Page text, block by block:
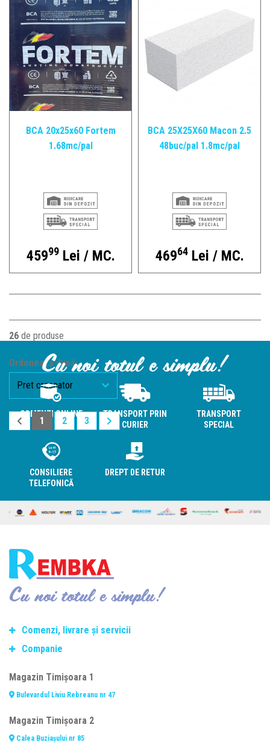
BCA 20x25x60 Fortem
1.68mc/pal
45999Lei / MC.
BCA 25X25X60 Macon 2.5
48buc/pal 1.8mc/pal
46964Lei / MC.
26 de produse
Ordonează după:
1 2 3
Cu noi totul e simplu!
COMENZI ONLINE
TRANSPORT PRIN
CURIER
TRANSPORT
SPECIAL
CONSILIERE
TELEFONICĂ
DREPT DE RETUR
Cu noi totul e simplu!
Comenzi, livrare și servicii
Termeni si conditii de transport
Politica de retur
Consiliere telefonică
Fasonare și debitare oțel beton
Companie
Termeni și condiții
Prelucrarea datelor personale
Magazin Timișoara 1
Bulevardul Liviu Rebreanu nr 47
Magazin Timișoara 2
Calea Buziașului nr 85